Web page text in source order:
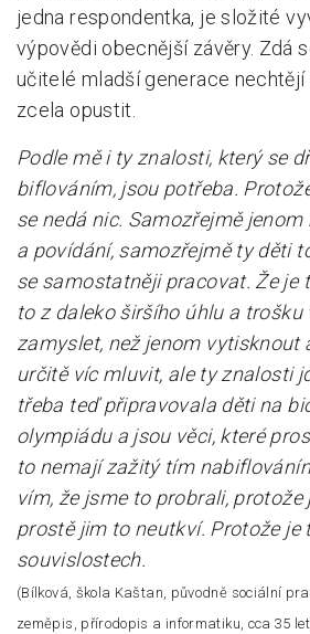
jedna respondentka, je složité
výpovědi obecnější závěry. Zdá
učitelé mladší generace nechtějí
zcela opustit.
Podle mě i ty znalosti, který se
biflováním, jsou potřeba.
se nedá nic. Samozřejmě
a povídání, samozřejmě ty děti
se samostatněji pracovat. Že je
to z daleko širšího úhlu a trošku
zamyslet, než jenom vytisknout
určitě víc mluvit, ale ty znalosti
třeba teď připravovala děti na
olympiádu a jsou věci, které
to nemají zažitý tím
vím, že jsme to probrali, protože
prostě jim to neutkví. Protože je
souvislostech.
(Bílková, škola Kaštan, původně sociální
zeměpis, přírodopis a informatiku, cca 35